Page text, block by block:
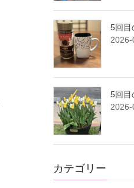
5回
5回
カテゴリー